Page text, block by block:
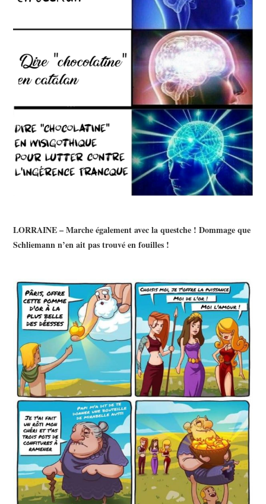
LORRAINE – Marche également avec la questche ! Dommage que
Schliemann n’en ait pas trouvé en fouilles !